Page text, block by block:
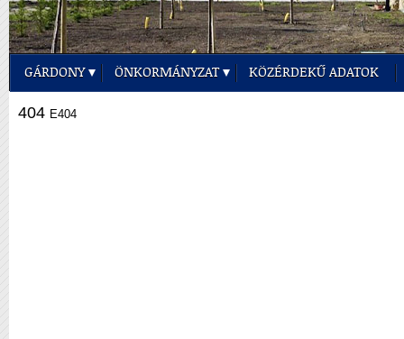
GÁRDONY ÖNKORMÁNYZAT KÖZÉRDEKŰ ADATOK
404 E404